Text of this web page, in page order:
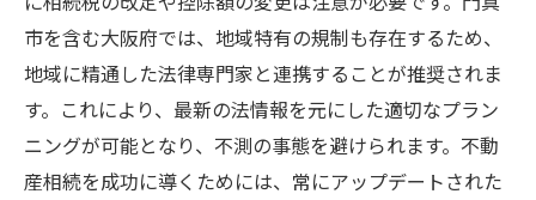
市を含む大阪府では、地域特有の規制も存在するため、
地域に精通した法律専門家と連携することが推奨されま
す。これにより、最新の法情報を元にした適切なプラン
ニングが可能となり、不測の事態を避けられます。不動
産相続を成功に導くためには、常にアップデートされた